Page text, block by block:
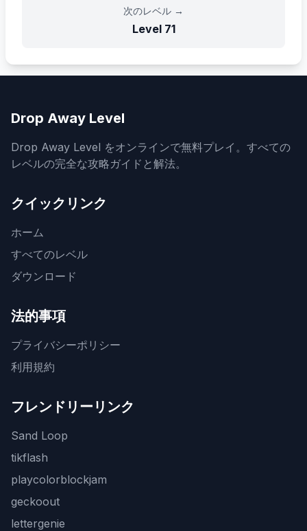
次のレベル →
Level 71
Drop Away Level
Drop Away Level をオンラインで無料プレイ。すべての
レベルの完全な攻略ガイドと解法。
クイックリンク
ホーム
すべてのレベル
ダウンロード
法的事項
プライバシーポリシー
利用規約
フレンドリーリンク
Sand Loop
tikflash
playcolorblockjam
geckoout
lettergenie